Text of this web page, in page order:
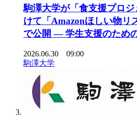
駒澤大学が「食支援プロ
けて「Amazonほしい物リ
で公開 ― 学生支援のため
2026.06.30 09:00
駒澤大学